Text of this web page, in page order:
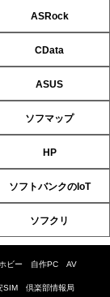
ASRock
CData
ASUS
ソフマップ
HP
ソフトバンクのIoT
ソフクリ
ホビー 自作PC AV
SIM 倶楽部情報局